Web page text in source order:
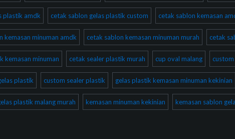
plastik amdk cetak sablon gelas plastik custom cetak sablon kemasan
kemasan minuman amdk cetak sablon kemasan minuman murah cetak
kemasan minuman cetak sealer plastik murah cup oval malang custom
plastik custom sealer plastik gelas plastik kemasan minuman kekinian
plastik malang murah kemasan minuman kekinian kemasan sablon